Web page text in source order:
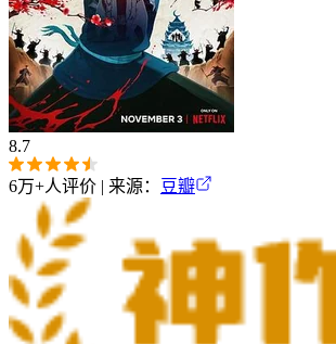
8.7
6万+人评价 | 来源： 豆瓣